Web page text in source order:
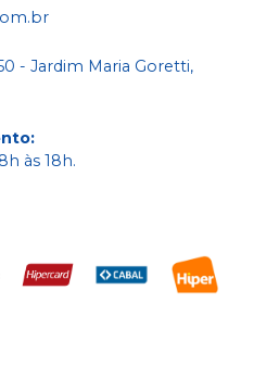
- Jardim Maria Goretti,
:
às 18h.